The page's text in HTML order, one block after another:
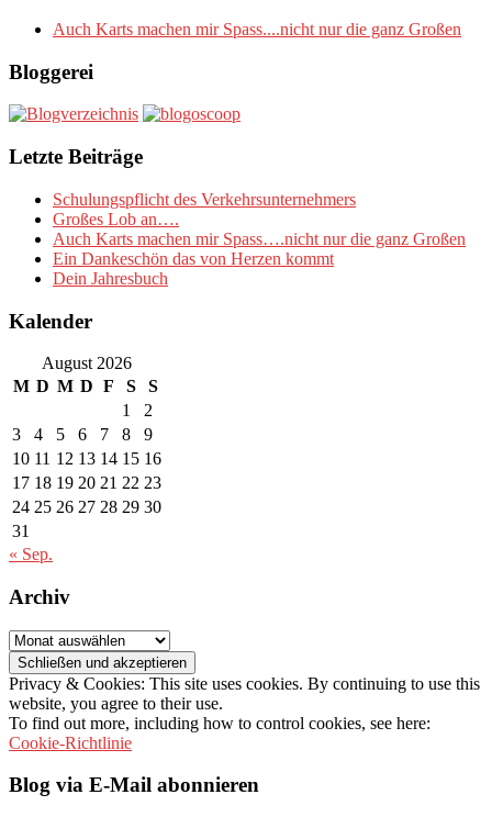
Auch Karts machen mir Spass....nicht nur die ganz Großen
Bloggerei
Letzte Beiträge
Schulungspflicht des Verkehrsunternehmers
Großes Lob an….
Auch Karts machen mir Spass….nicht nur die ganz Großen
Ein Dankeschön das von Herzen kommt
Dein Jahresbuch
Kalender
August 2026
M D M D F S
S
1
2
3
4 5 6 7 8
9
10 11 12 13 14 15 16
17 18 19 20 21 22 23
24 25 26 27 28 29 30
31
« Sep.
Archiv
Archiv
Privacy & Cookies: This site uses cookies. By continuing to use this
website, you agree to their use.
To find out more, including how to control cookies, see here:
Cookie-Richtlinie
Blog via E-Mail abonnieren